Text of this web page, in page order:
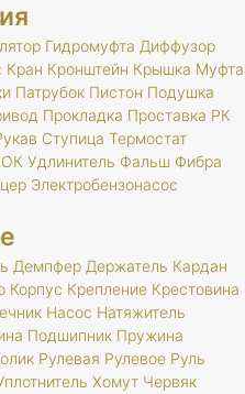
Гидромуфта Диффузор
Кран Кронштейн Крышка Муфта
Патрубок Пистон Подушка
Прокладка Проставка РК
Ступица Термостат
Удлинитель Фальш Фибра
Электробензонасос
Демпфер Держатель Кардан
Корпус Крепление Крестовина
Насос Натяжитель
Подшипник Пружина
Рулевая Рулевое Руль
Хомут Червяк